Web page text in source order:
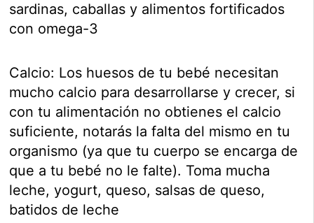
sardinas, caballas y alimentos fortificados
con omega-3
Calcio: Los huesos de tu bebé necesitan
mucho calcio para desarrollarse y crecer, si
con tu alimentación no obtienes el calcio
suficiente, notarás la falta del mismo en tu
organismo (ya que tu cuerpo se encarga de
que a tu bebé no le falte). Toma mucha
leche, yogurt, queso, salsas de queso,
batidos de leche